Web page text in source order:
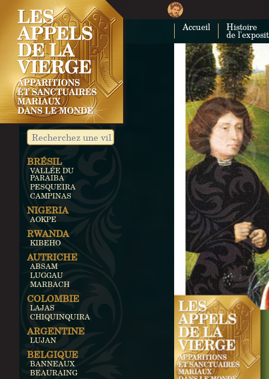
Accueil Histoire
de
BRÉSIL
VALLÉE DU
PARAIBA
PESQUEIRA
CAMPINAS
NIGERIA
AOKPE
RWANDA
KIBEHO
AUTRICHE
ABSAM
LUGGAU
MARBACH
COLOMBIE
LAJAS
CHIQUINQUIRA
ARGENTINE
LUJAN
BELGIQUE
BANNEAUX
BEAURAING